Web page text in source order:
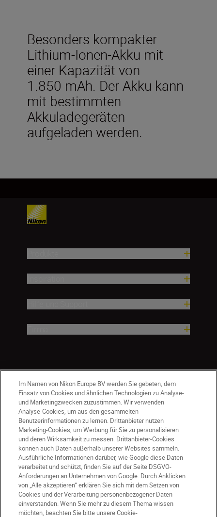
Besonders kompakter
Lithium-Ionen-Akku mit
einer Kapazität von
1.850 mAh. Der Akku kann
mit bestimmten
Akkuladegeräten
aufgeladen werden.
DE Nikon Sites
Kontakt
Datenschutzhinweis
Nutzungsbedingungen
Geschäftsbedingungen des Nikon Stores
Cookie-Hinweise
Barrierefreiheit
Im Namen von Nikon Europe BV werden Sie gebeten, dem
Einsatz von Cookies und ähnlichen Technologien zu Analyse-
und Marketingzwecken zuzustimmen. Wir verwenden
Analyse-Cookies, um aus den gesammelten
Benutzerinformationen zu lernen. Drittanbieter nutzen
Marketing-Cookies, um Werbung für Sie zu personalisieren
und deren Wirksamkeit zu messen. Drittanbieter-Cookies
können auch Daten außerhalb unserer Websites sammeln.
Ausführliche Informationen darüber, wie Google diese Daten
verarbeitet und schützt, finden Sie auf der Seite DSGVO-
Anforderungen an Unternehmen von Google. Durch Anklicken
von „Alle akzeptieren“ erklären Sie sich mit dem Setzen von
Cookies und der Verarbeitung personenbezogener Daten
einverstanden. Wenn Sie mehr zu diesem Thema wissen
möchten, beachten Sie bitte unsere Cookie-